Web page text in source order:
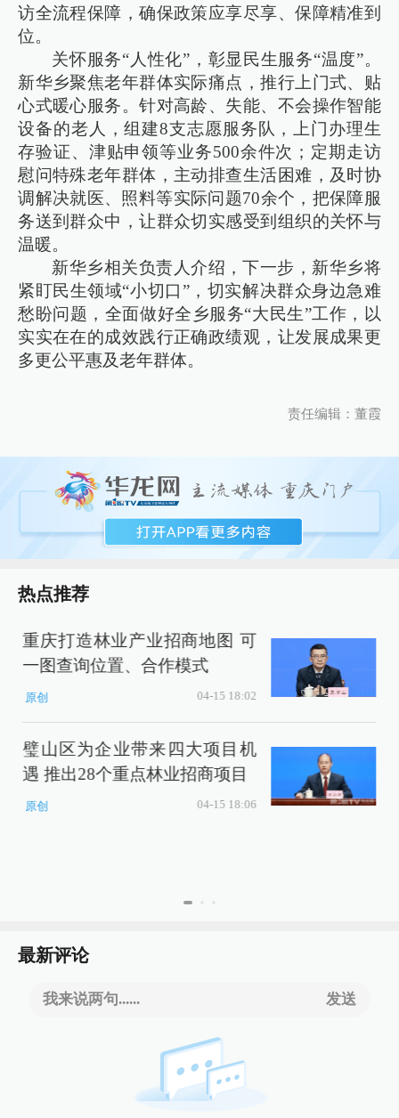
访全流程保障，确保政策应享尽享、保障精准到
位。
关怀服务“人性化”，彰显民生服务“温度”。
新华乡聚焦老年群体实际痛点，推行上门式、贴
心式暖心服务。针对高龄、失能、不会操作智能
设备的老人，组建8支志愿服务队，上门办理生
存验证、津贴申领等业务500余件次；定期走访
慰问特殊老年群体，主动排查生活困难，及时协
调解决就医、照料等实际问题70余个，把保障服
务送到群众中，让群众切实感受到组织的关怀与
温暖。
新华乡相关负责人介绍，下一步，新华乡将
紧盯民生领域“小切口”，切实解决群众身边急难
愁盼问题，全面做好全乡服务“大民生”工作，以
实实在在的成效践行正确政绩观，让发展成果更
多更公平惠及老年群体。
责任编辑：董霞
热点推荐
重庆打造林业产业招商地图 可
一图查询位置、合作模式
原创 04-15 18:02
璧山区为企业带来四大项目机
遇 推出28个重点林业招商项目
原创 04-15 18:06
最新评论
我来说两句...... 发送